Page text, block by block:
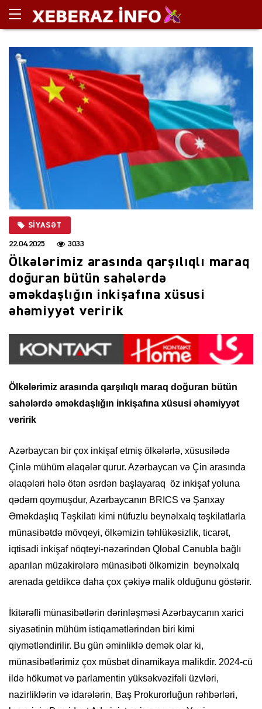
SIYASƏT
22.04.2025 3033
Ölkələrimiz arasında qarşılıqlı maraq
doğuran bütün sahələrdə
əməkdaşlığın inkişafına xüsusi
əhəmiyyət veririk
Ölkələrimiz arasında qarşılıqlı maraq doğuran bütün
sahələrdə əməkdaşlığın inkişafına xüsusi əhəmiyyət
veririk
Azərbaycan bir çox inkişaf etmiş ölkələrlə, xüsusilədə
Çinlə mühüm əlaqələr qurur. Azərbaycan və Çin arasında
əlaqələri hələ ötən əsrdən başlayaraq öz inkişaf yoluna
qədəm qoymuşdur, Azərbaycanın BRICS və Şanxay
Əməkdaşlıq Təşkilatı kimi nüfuzlu beynəlxalq təşkilatlarla
münasibətdə mövqeyi, ölkəmizin təhlükəsizlik, ticarət,
iqtisadi inkişaf nöqteyi-nəzərindən Qlobal Cənubla bağlı
aparılan müzakirələrə münasibəti ölkəmizin beynəlxalq
arenada getdikcə daha çox çəkiyə malik olduğunu göstərir.
İkitərəfli münasibətlərin dərinləşməsi Azərbaycanın xarici
siyasətinin mühüm istiqamətlərindən biri kimi
qiymətləndirilir. Bu gün əminliklə demək olar ki,
münasibətlərimiz çox müsbət dinamikaya malikdir. 2024-cü
ildə hökumət və parlamentin yüksəkvəzifəli üzvləri,
nazirliklərin və idarələrin, Baş Prokurorluğun rəhbərləri,